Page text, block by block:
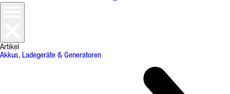
Artikel
Akkus, Ladegeräte & Generatoren